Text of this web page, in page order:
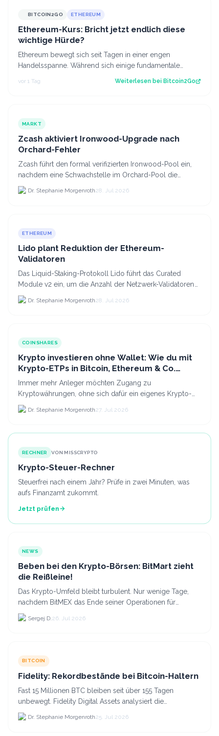
BITCOIN2GO ETHEREUM
Ethereum-Kurs: Bricht jetzt endlich diese
wichtige Hürde?
Ethereum bewegt sich seit Tagen in einer engen
Handelsspanne. Während sich einige fundamentale
Faktoren zuletzt verbessert haben, fehlt bisl…
vor 1 Tag Weiterlesen bei Bitcoin2Go
MARKT
Zcash aktiviert Ironwood-Upgrade nach
Orchard-Fehler
Zcash führt den formal verifizierten Ironwood-Pool ein,
nachdem eine Schwachstelle im Orchard-Pool die
Erstellung gefälschter ZEC-Token ermöglichte.
Dr. Stephanie Morgenroth28. Jul 2026
ETHEREUM
Lido plant Reduktion der Ethereum-
Validatoren
Das Liquid-Staking-Protokoll Lido führt das Curated
Module v2 ein, um die Anzahl der Netzwerk-Validatoren
von 880.000 auf etwa 628.
Dr. Stephanie Morgenroth28. Jul 2026
COINSHARES
Krypto investieren ohne Wallet: Wie du mit
Krypto-ETPs in Bitcoin, Ethereum & Co.
anlegst
Immer mehr Anleger möchten Zugang zu
Kryptowährungen, ohne sich dafür ein eigenes Krypto-
Wallet einrichten zu müssen. Dazu kommt, dass viele
nicht nur Bitcoin h...
Dr. Stephanie Morgenroth27. Jul 2026
RECHNER VON MISSCRYPTO
Krypto-Steuer-Rechner
Steuerfrei nach einem Jahr? Prüfe in zwei Minuten, was
aufs Finanzamt zukommt.
Jetzt prüfen
NEWS
Beben bei den Krypto-Börsen: BitMart zieht
die Reißleine!
Das Krypto-Umfeld bleibt turbulent. Nur wenige Tage,
nachdem BitMEX das Ende seiner Operationen für
September 2026 bekannt gegeben hat, zieht nun die
nächste gr...
Sergej D. 26. Jul 2026
BITCOIN
Fidelity: Rekordbestände bei Bitcoin-Haltern
Fast 15 Millionen BTC bleiben seit über 155 Tagen
unbewegt. Fidelity Digital Assets analysiert die
Anlegerüberzeugung trotz Kursverlusten und einem
BTC-Preis.
Dr. Stephanie Morgenroth25. Jul 2026